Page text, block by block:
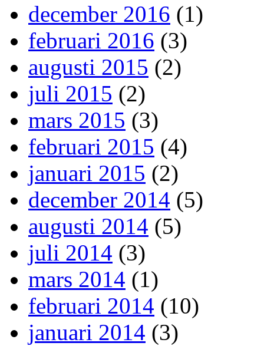
december 2016 (1)
februari 2016 (3)
augusti 2015 (2)
juli 2015 (2)
mars 2015 (3)
februari 2015 (4)
januari 2015 (2)
december 2014 (5)
augusti 2014 (5)
juli 2014 (3)
mars 2014 (1)
februari 2014 (10)
januari 2014 (3)